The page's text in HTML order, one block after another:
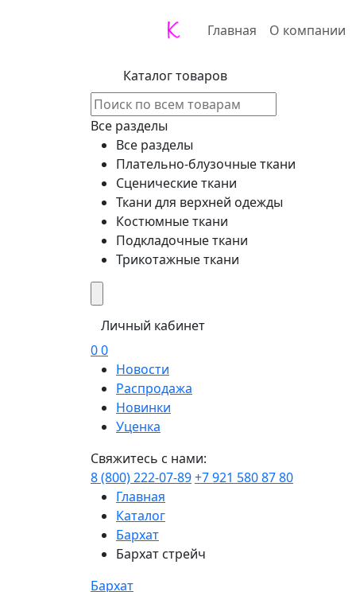
Главная О компании
Каталог товаров
Все разделы
Все разделы
Плательно-блузочные ткани
Сценические ткани
Ткани для верхней одежды
Костюмные ткани
Подкладочные ткани
Трикотажные ткани
Личный кабинет
00
Новости
Распродажа
Новинки
Уценка
Свяжитесь с нами:
8 (800) 222-07-89+7 921 580 87 80
Главная
Каталог
Бархат
Бархат стрейч
Бархат